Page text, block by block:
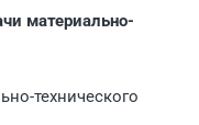
материально-
технического